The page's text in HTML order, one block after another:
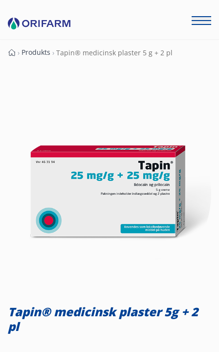
Forside
› Produkts › Tapin® medicinsk plaster 5 g + 2 pl
Tapin® medicinsk plaster 5g + 2
pl